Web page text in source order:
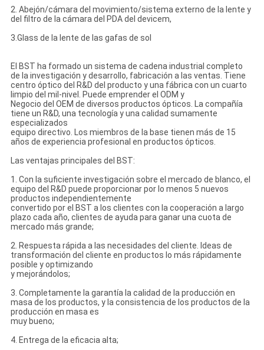
2. Abejón/cámara del movimiento/sistema externo de la lente y
del filtro de la cámara del PDA del devicem,
3.Glass de la lente de las gafas de sol
El BST ha formado un sistema de cadena industrial completo
de la investigación y desarrollo, fabricación a las ventas. Tiene
centro óptico del R&D del producto y una fábrica con un cuarto
limpio del mil-nivel. Puede emprender el ODM y
Negocio del OEM de diversos productos ópticos. La compañía
tiene un R&D, una tecnología y una calidad sumamente
especializados
equipo directivo. Los miembros de la base tienen más de 15
años de experiencia profesional en productos ópticos.
Las ventajas principales del BST:
1. Con la suficiente investigación sobre el mercado de blanco, el
equipo del R&D puede proporcionar por lo menos 5 nuevos
productos independientemente
convertido por el BST a los clientes con la cooperación a largo
plazo cada año, clientes de ayuda para ganar una cuota de
mercado más grande;
2. Respuesta rápida a las necesidades del cliente. Ideas de
transformación del cliente en productos lo más rápidamente
posible y optimizando
y mejorándolos;
3. Completamente la garantía la calidad de la producción en
masa de los productos, y la consistencia de los productos de la
producción en masa es
muy bueno;
4. Entrega de la eficacia alta;